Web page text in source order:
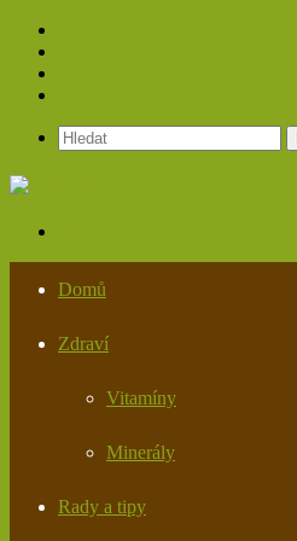
Domů
Zdraví
Vitamíny
Minerály
Rady a tipy